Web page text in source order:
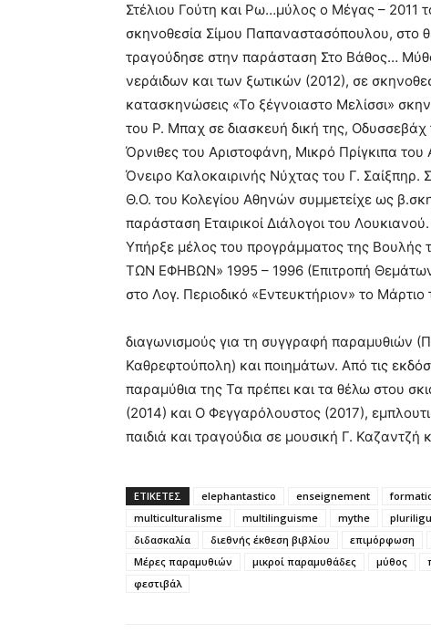
Στέλιου Γούτη και Ρω…μύλος ο Μέγας – 2011
σκηνοθεσία Σίμου Παπαναστασόπουλου, στο
τραγούδησε στην παράσταση Στο Βάθος…
νεράιδων και των ξωτικών (2012), σε
κατασκηνώσεις «Το ξέγνοιαστο Μελίσσι»
του Ρ. Μπαχ σε διασκευή δική της,
Όρνιθες του Αριστοφάνη, Μικρό Πρίγκιπα
Όνειρο Καλοκαιρινής Νύχτας του Γ. Σαίξπηρ.
Θ.Ο. του Κολεγίου Αθηνών συμμετείχε ως
παράσταση Εταιρικοί Διάλογοι του
Υπήρξε μέλος του προγράμματος της
ΤΩΝ ΕΦΗΒΩΝ» 1995 – 1996 (Επιτροπή
στο Λογ. Περιοδικό «Εντευκτήριον» το Μάρτιο
διαγωνισμούς για τη συγγραφή παραμυθιών
Καθρεφτούπολη) και ποιημάτων. Από τις
παραμύθια της Τα πρέπει και τα θέλω στου
(2014) και Ο Φεγγαρόλουστος (2017),
παιδιά και τραγούδια σε μουσική Γ. Καζαντζή
ΕΤΙΚΕΤΕΣ elephantastico enseignement
multiculturalisme
multilinguisme mythe
διδασκαλία
διεθνής έκθεση βιβλίου επιμόρφωση
Μέρες παραμυθιών
μικροί παραμυθάδες μύθος
φεστιβάλ